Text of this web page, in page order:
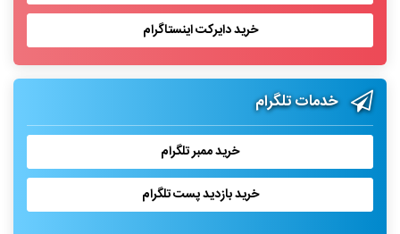
خرید دایرکت اینستاگرام
خدمات تلگرام
خرید ممبر تلگرام
خرید بازدید پست تلگرام